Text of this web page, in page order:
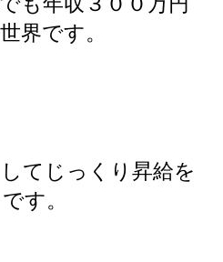
界です。
てじっくり昇給を
す。